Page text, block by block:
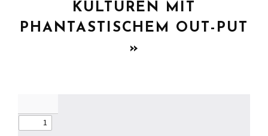
KULTUREN MIT
PHANTASTISCHEM OUT-PUT
»